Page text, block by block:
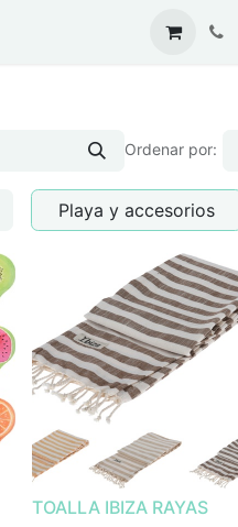
Ordenar por:
Playa y accesorios
TOALLA IBIZA RAYAS